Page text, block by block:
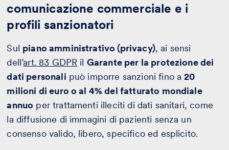
comunicazione commerciale e i
profili sanzionatori
Sul piano amministrativo (privacy), ai sensi
dell’art. 83 GDPR il Garante per la protezione dei
dati personali può imporre sanzioni fino a20
milioni di euro o al 4% del fatturato mondiale
annuo per trattamenti illeciti di dati sanitari, come
la diffusione di immagini di pazienti senza un
consenso valido, libero, specifico ed esplicito.